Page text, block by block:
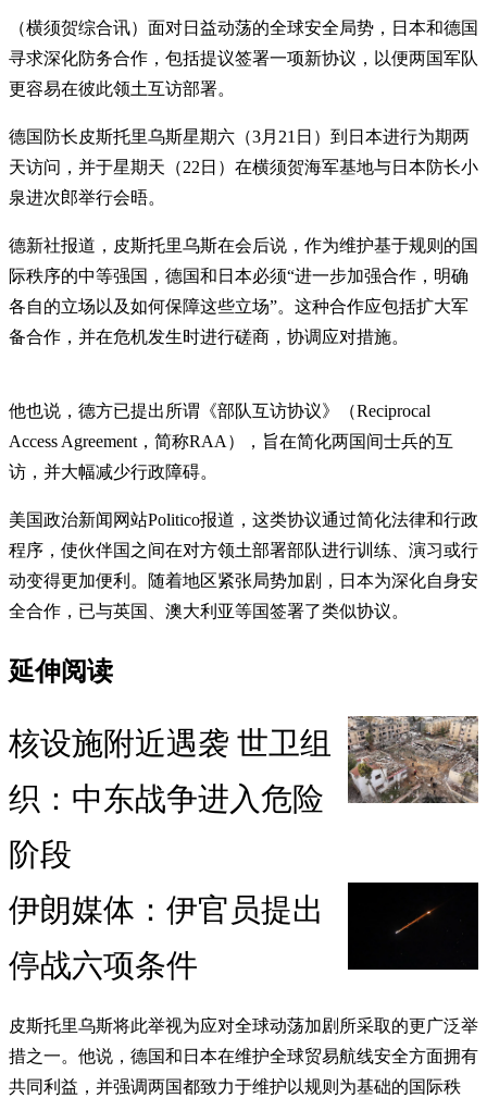
（横须贺综合讯）面对日益动荡的全球安全局势，日本和德国
寻求深化防务合作，包括提议签署一项新协议，以便两国军队
更容易在彼此领土互访部署。
德国防长皮斯托里乌斯星期六（3月21日）到日本进行为期两
天访问，并于星期天（22日）在横须贺海军基地与日本防长小
泉进次郎举行会晤。
德新社报道，皮斯托里乌斯在会后说，作为维护基于规则的国
际秩序的中等强国，德国和日本必须“进一步加强合作，明确
各自的立场以及如何保障这些立场”。这种合作应包括扩大军
备合作，并在危机发生时进行磋商，协调应对措施。
他也说，德方已提出所谓《部队互访协议》（Reciprocal
Access Agreement，简称RAA），旨在简化两国间士兵的互
访，并大幅减少行政障碍。
美国政治新闻网站Politico报道，这类协议通过简化法律和行政
程序，使伙伴国之间在对方领土部署部队进行训练、演习或行
动变得更加便利。随着地区紧张局势加剧，日本为深化自身安
全合作，已与英国、澳大利亚等国签署了类似协议。
延伸阅读
核设施附近遇袭 世卫组
织：中东战争进入危险
阶段
伊朗媒体：伊官员提出
停战六项条件
皮斯托里乌斯将此举视为应对全球动荡加剧所采取的更广泛举
措之一。他说，德国和日本在维护全球贸易航线安全方面拥有
共同利益，并强调两国都致力于维护以规则为基础的国际秩